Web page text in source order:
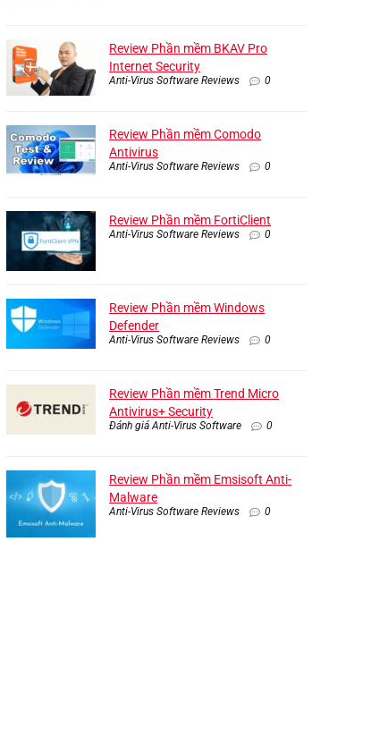
Review Phần mềm BKAV Pro
Internet Security
Anti-Virus Software Reviews 0
Review Phần mềm Comodo
Antivirus
Anti-Virus Software Reviews 0
Review Phần mềm FortiClient
Anti-Virus Software Reviews 0
Review Phần mềm Windows
Defender
Anti-Virus Software Reviews 0
Review Phần mềm Trend Micro
Antivirus+ Security
Đánh giá Anti-Virus Software 0
Review Phần mềm Emsisoft Anti-
Malware
Anti-Virus Software Reviews 0